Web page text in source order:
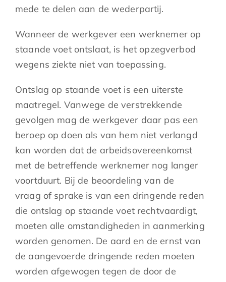
mede te delen aan de wederpartij.
Wanneer de werkgever een werknemer op
staande voet ontslaat, is het opzegverbod
wegens ziekte niet van toepassing.
Ontslag op staande voet is een uiterste
maatregel. Vanwege de verstrekkende
gevolgen mag de werkgever daar pas een
beroep op doen als van hem niet verlangd
kan worden dat de arbeidsovereenkomst
met de betreffende werknemer nog langer
voortduurt. Bij de beoordeling van de
vraag of sprake is van een dringende reden
die ontslag op staande voet rechtvaardigt,
moeten alle omstandigheden in aanmerking
worden genomen. De aard en de ernst van
de aangevoerde dringende reden moeten
worden afgewogen tegen de door de